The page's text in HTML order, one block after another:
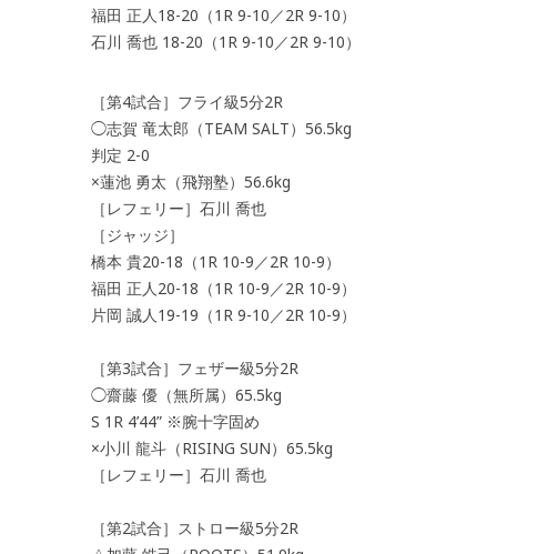
福田 正人18-20（1R 9-10／2R 9-10）
石川 喬也 18-20（1R 9-10／2R 9-10）
［第4試合］フライ級5分2R
◯志賀 竜太郎（TEAM SALT）56.5kg
判定 2-0
×蓮池 勇太（飛翔塾）56.6kg
［レフェリー］石川 喬也
［ジャッジ］
橋本 貴20-18（1R 10-9／2R 10-9）
福田 正人20-18（1R 10-9／2R 10-9）
片岡 誠人19-19（1R 9-10／2R 10-9）
［第3試合］フェザー級5分2R
◯齋藤 優（無所属）65.5kg
S 1R 4’44” ※腕十字固め
×小川 龍斗（RISING SUN）65.5kg
［レフェリー］石川 喬也
［第2試合］ストロー級5分2R